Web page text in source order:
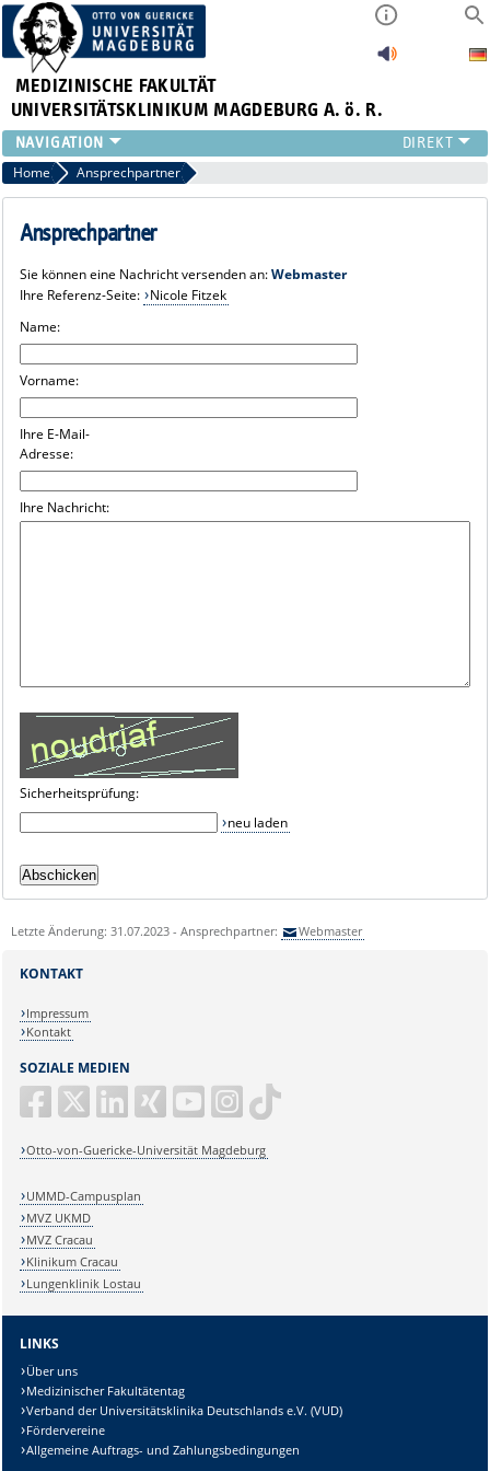
MEDIZINISCHE FAKULTÄT
UNIVERSITÄTSKLINIKUM MAGDEBURG A. ö. R.
INSTITUTE
KLINIKEN
ZENTRALE EINRICHTUNGEN
PRESSE
INTERNATIONAL
INTRANET
Home Ansprechpartner
Ansprechpartner
Sie können eine Nachricht versenden an:Webmaster
Ihre Referenz-Seite: Nicole Fitzek
Name:
Vorname:
Ihre E-Mail-
Adresse:
Ihre Nachricht:
Sicherheitsprüfung:
neu laden
Letzte Änderung: 31.07.2023 - Ansprechpartner: Webmaster
SOZIALE MEDIEN
Otto-von-Guericke-Universität Magdeburg
KONTAKT
Impressum
Kontakt
UMMD-Campusplan
MVZ UKMD
MVZ Cracau
Klinikum Cracau
Lungenklinik Lostau
LINKS
Über uns
Medizinischer Fakultätentag
Verband der Universitätsklinika Deutschlands e.V. (VUD)
Fördervereine
Allgemeine Auftrags- und Zahlungsbedingungen